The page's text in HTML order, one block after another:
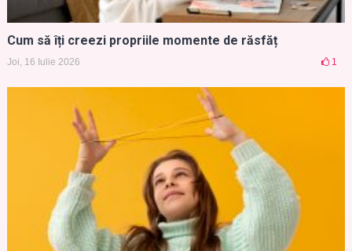
Cum să îți creezi propriile momente de răsfăț
Joi, 16 Iulie 2026 1